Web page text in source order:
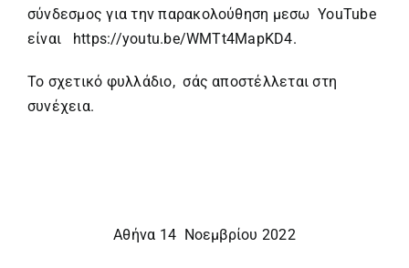
σύνδεσμος για την παρακολούθηση μεσω YouTube
είναι https://youtu.be/WMTt4MapKD4.
Το σχετικό φυλλάδιο, σάς αποστέλλεται στη
συνέχεια.
Αθήνα 14 Νοεμβρίου 2022